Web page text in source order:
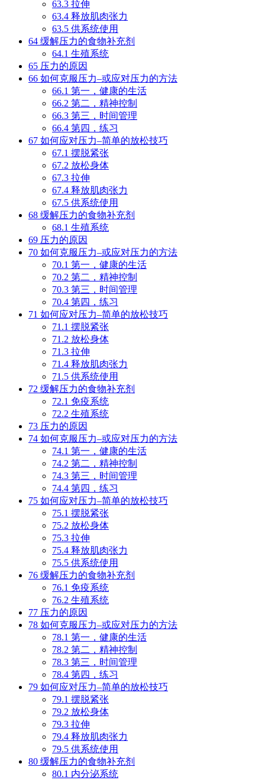
63.3 拉伸
63.4 释放肌肉张力
63.5 供系统使用
64 缓解压力的食物补充剂
64.1 生殖系统
65 压力的原因
66 如何克服压力–或应对压力的方法
66.1 第一，健康的生活
66.2 第二，精神控制
66.3 第三，时间管理
66.4 第四，练习
67 如何应对压力–简单的放松技巧
67.1 摆脱紧张
67.2 放松身体
67.3 拉伸
67.4 释放肌肉张力
67.5 供系统使用
68 缓解压力的食物补充剂
68.1 生殖系统
69 压力的原因
70 如何克服压力–或应对压力的方法
70.1 第一，健康的生活
70.2 第二，精神控制
70.3 第三，时间管理
70.4 第四，练习
71 如何应对压力–简单的放松技巧
71.1 摆脱紧张
71.2 放松身体
71.3 拉伸
71.4 释放肌肉张力
71.5 供系统使用
72 缓解压力的食物补充剂
72.1 免疫系统
72.2 生殖系统
73 压力的原因
74 如何克服压力–或应对压力的方法
74.1 第一，健康的生活
74.2 第二，精神控制
74.3 第三，时间管理
74.4 第四，练习
75 如何应对压力–简单的放松技巧
75.1 摆脱紧张
75.2 放松身体
75.3 拉伸
75.4 释放肌肉张力
75.5 供系统使用
76 缓解压力的食物补充剂
76.1 免疫系统
76.2 生殖系统
77 压力的原因
78 如何克服压力–或应对压力的方法
78.1 第一，健康的生活
78.2 第二，精神控制
78.3 第三，时间管理
78.4 第四，练习
79 如何应对压力–简单的放松技巧
79.1 摆脱紧张
79.2 放松身体
79.3 拉伸
79.4 释放肌肉张力
79.5 供系统使用
80 缓解压力的食物补充剂
80.1 内分泌系统